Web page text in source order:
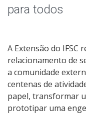
para todos
A Extensão do IFSC
relacionamento de
a comunidade
centenas de
papel, transformar
prototipar uma